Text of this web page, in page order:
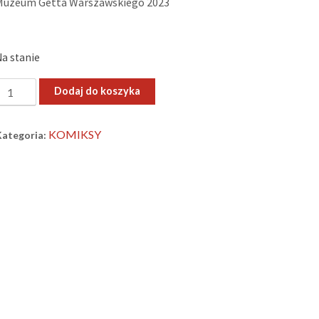
stanie
Dodaj do koszyka
KOMIKSY